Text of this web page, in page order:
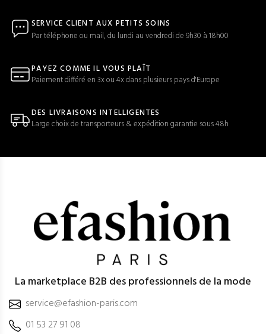
SERVICE CLIENT AUX PETITS SOINS
Par téléphone ou mail, du lundi au vendredi de 9h30 à 18h00
PAYEZ COMME IL VOUS PLAÎT
Paiement différé en 3x ou 4x dans plusieurs pays d'Europe
DES LIVRAISONS INTELLIGENTES
Large choix de transporteurs & expédition garantie sous 48h
La marketplace B2B des professionnels de la mode
service@efashion-paris.com
01 53 27 91 08